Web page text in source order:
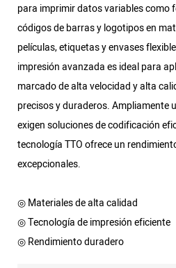
para imprimir datos variables como
códigos de barras y logotipos en
películas, etiquetas y envases
impresión avanzada es ideal para
marcado de alta velocidad y alta
precisos y duraderos. Ampliamente
exigen soluciones de codificación
tecnología TTO ofrece un
excepcionales.
◎ Materiales de alta calidad
◎ Tecnología de impresión eficiente
◎ Rendimiento duradero